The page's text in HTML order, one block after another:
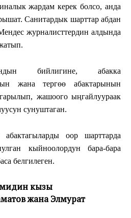
жардам керек болсо, анда
Санитардык шарттар абдан
журналисттердин алдында
бийлигине, абакка
жана тергөө абактарынын
жашоого ыңгайлуураак
сунуштаган.
оор шарттарда
кыйноолордун бара-бара
белгилеген.
кызы
жана Элмурат